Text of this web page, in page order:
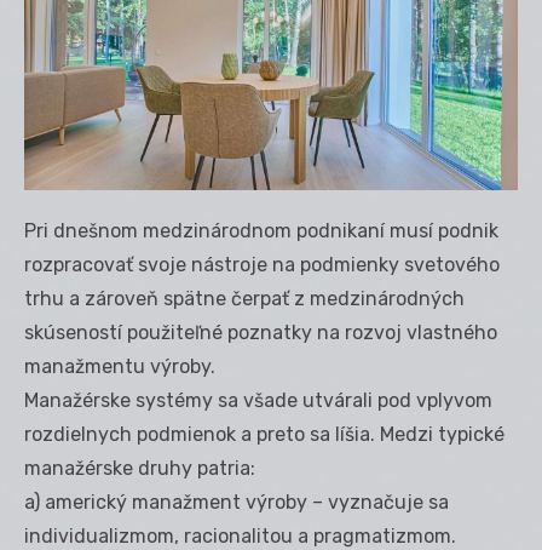
Pri dnešnom medzinárodnom podnikaní musí podnik
rozpracovať svoje nástroje na podmienky svetového
trhu a zároveň spätne čerpať z medzinárodných
skúseností použiteľné poznatky na rozvoj vlastného
manažmentu výroby.
Manažérske systémy sa všade utvárali pod vplyvom
rozdielnych podmienok a preto sa líšia. Medzi typické
manažérske druhy patria:
a) americký manažment výroby – vyznačuje sa
individualizmom, racionalitou a pragmatizmom.